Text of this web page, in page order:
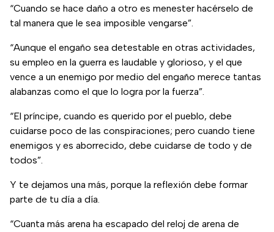
“Cuando se hace daño a otro es menester hacérselo de
tal manera que le sea imposible vengarse”.
“Aunque el engaño sea detestable en otras actividades,
su empleo en la guerra es laudable y glorioso, y el que
vence a un enemigo por medio del engaño merece tantas
alabanzas como el que lo logra por la fuerza”.
“El príncipe, cuando es querido por el pueblo, debe
cuidarse poco de las conspiraciones; pero cuando tiene
enemigos y es aborrecido, debe cuidarse de todo y de
todos”.
Y te dejamos una más, porque la reflexión debe formar
parte de tu día a día.
“Cuanta más arena ha escapado del reloj de arena de